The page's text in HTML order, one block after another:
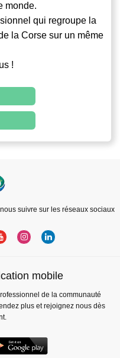
monde.
qui regroupe la
la Corse sur un même
!
suivre sur les réseaux sociaux
mobile
de la communauté
plus et rejoignez nous dès